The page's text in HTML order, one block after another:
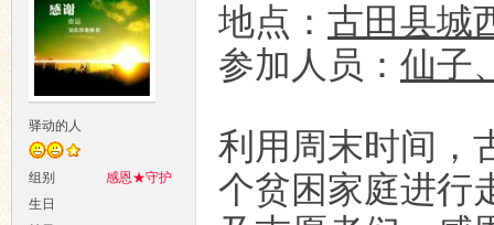
驿动的人
组别
感恩★守护
生日
地点： 古田县城
参加人员： 仙子
利用 周末时间，
个贫困家庭进行